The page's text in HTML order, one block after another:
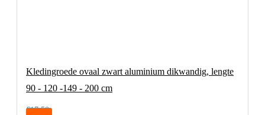
Kledingroede ovaal zwart aluminium dikwandig, lengte
90 - 120 -149 - 200 cm
€17,50